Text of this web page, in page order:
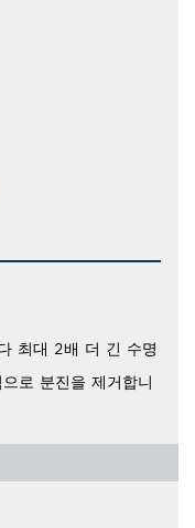
최대 2배 더 긴 수명
로 분진을 제거합니